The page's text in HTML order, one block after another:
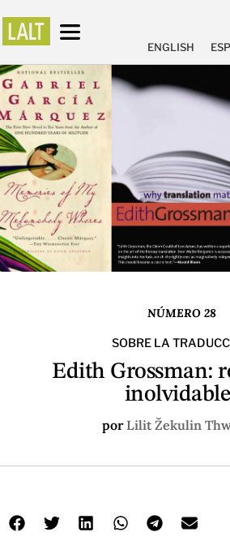
ENGLISH
NÚMERO 28
SOBRE LA
Edith Grossman:
por Lilit Žekulin